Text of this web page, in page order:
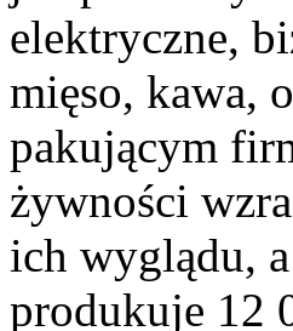
elektryczne,
mięso, kawa,
pakującym
żywności
ich wyglądu,
produkuje 12